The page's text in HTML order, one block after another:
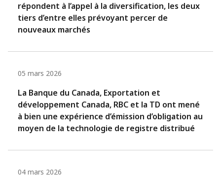
répondent à l’appel à la diversification, les deux
tiers d’entre elles prévoyant percer de
nouveaux marchés
05 mars 2026
La Banque du Canada, Exportation et
développement Canada, RBC et la TD ont mené
à bien une expérience d’émission d’obligation au
moyen de la technologie de registre distribué
04 mars 2026